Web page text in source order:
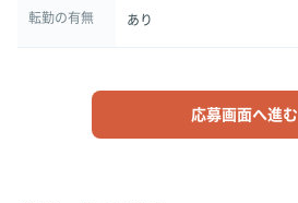
転勤の有無 あり
応募画面へ進む